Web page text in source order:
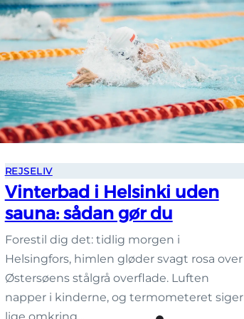
fra
centrum
REJSELIV
Vinterbad i Helsinki uden
sauna: sådan gør du
Forestil dig det: tidlig morgen i
Helsingfors, himlen gløder svagt rosa over
Østersøens stålgrå overflade. Luften
napper i kinderne, og termometeret siger